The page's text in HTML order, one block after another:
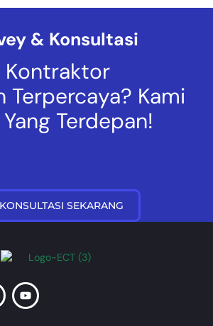
& Konsultasi
Kontraktor
Terpercaya? Kami
Terdepan!
KONSULTASI SEKARANG